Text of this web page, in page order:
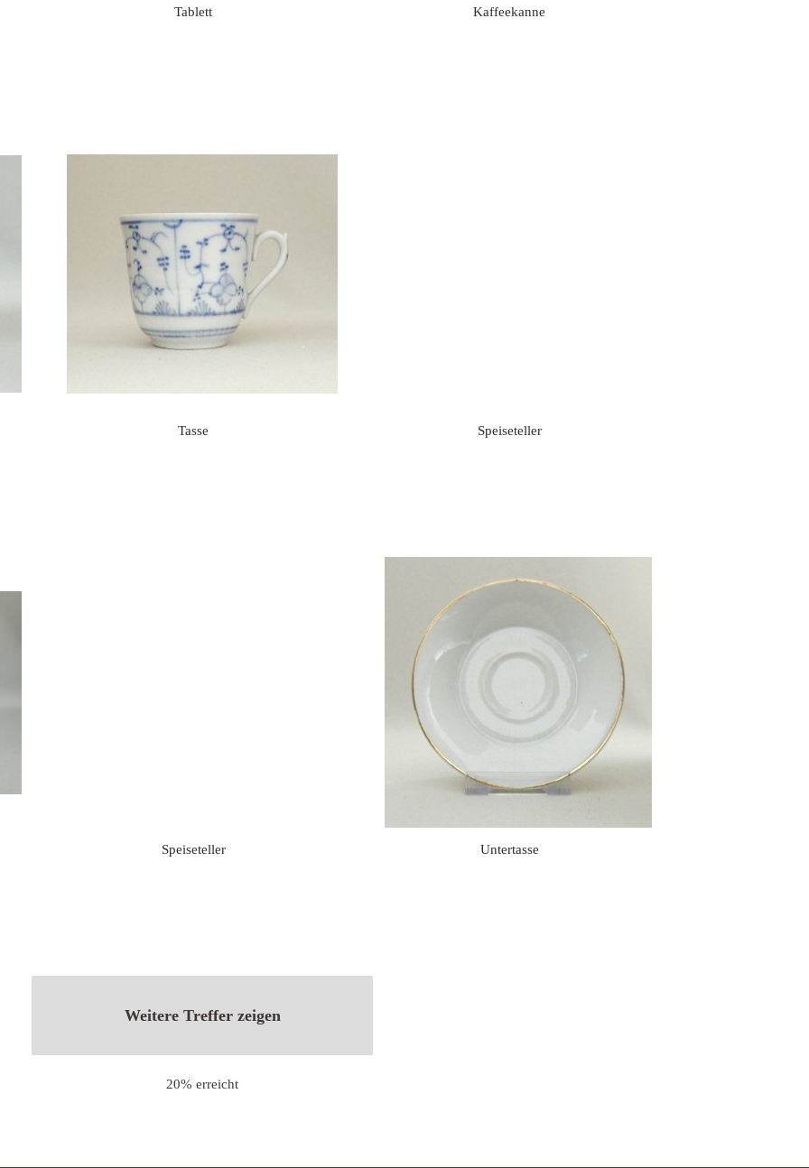
Tablett Kaffeekanne
Tasse Speiseteller
Speiseteller Untertasse
20% erreicht